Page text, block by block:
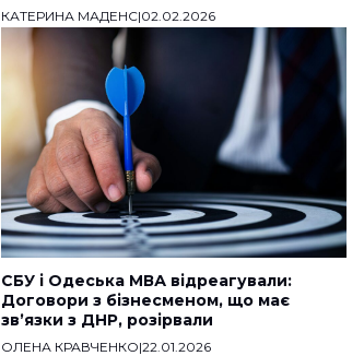
КАТЕРИНА МАДЕНС|02.02.2026
СБУ і Одеська МВА відреагували:
Договори з бізнесменом, що має
звʼязки з ДНР, розірвали
ОЛЕНА КРАВЧЕНКО|22.01.2026